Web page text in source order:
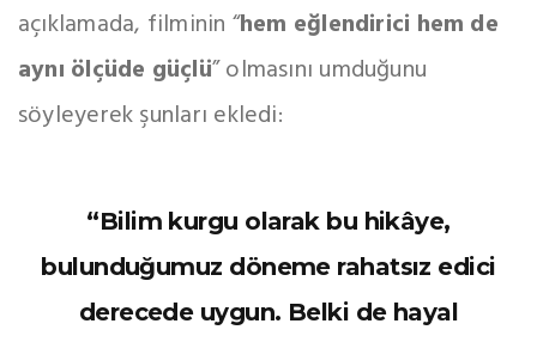
açıklamada, filminin “hem eğlendirici hem de
aynı ölçüde güçlü” olmasını umduğunu
söyleyerek şunları ekledi:
“Bilim kurgu olarak bu hikâye,
bulunduğumuz döneme rahatsız edici
derecede uygun. Belki de hayal